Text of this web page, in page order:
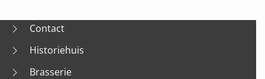
Contact
Historiehuis
Brasserie